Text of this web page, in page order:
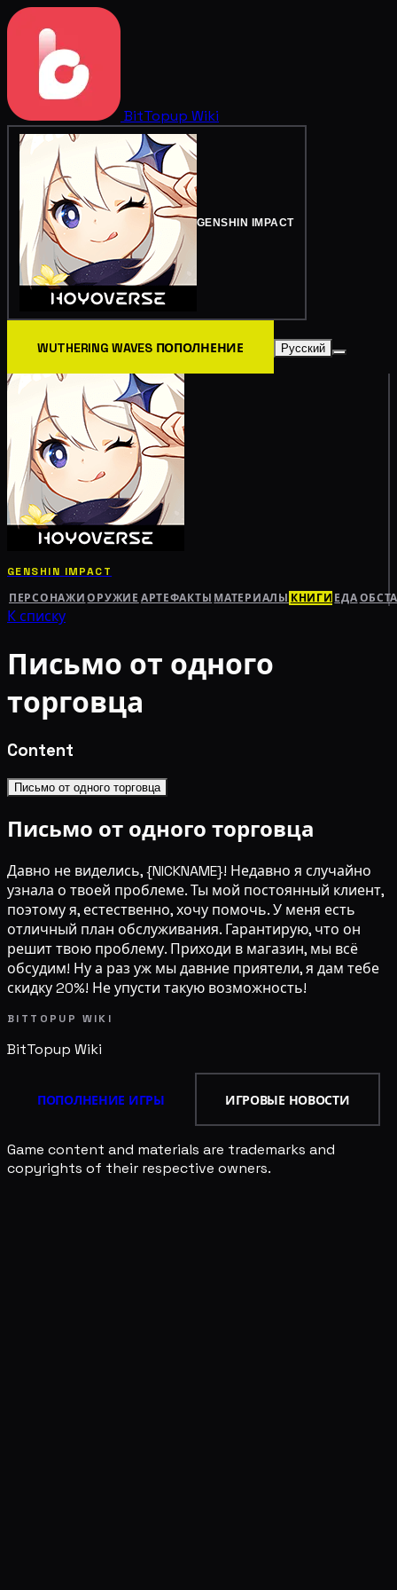
BitTopup Wiki
GENSHIN IMPACT
WUTHERING WAVES ПОПОЛНЕНИЕ Русский
GENSHIN IMPACT
ПЕРСОНАЖИ ОРУЖИЕ АРТЕФАКТЫ МАТЕРИАЛЫ КНИГИ ЕДА
К списку
Письмо от одного
торговца
Content
Письмо от одного торговца
Письмо от одного торговца
Давно не виделись, {NICKNAME}! Недавно я случайно
узнала о твоей проблеме. Ты мой постоянный клиент,
поэтому я, естественно, хочу помочь. У меня есть
отличный план обслуживания. Гарантирую, что он
решит твою проблему. Приходи в магазин, мы всё
обсудим! Ну а раз уж мы давние приятели, я дам тебе
скидку 20%! Не упусти такую возможность!
BITTOPUP WIKI
BitTopup Wiki
ПОПОЛНЕНИЕ ИГРЫ ИГРОВЫЕ НОВОСТИ
Game content and materials are trademarks and
copyrights of their respective owners.